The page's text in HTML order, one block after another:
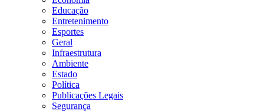
Educação
Entretenimento
Esportes
Geral
Infraestrutura
Ambiente
Estado
Política
Publicações Legais
Segurança